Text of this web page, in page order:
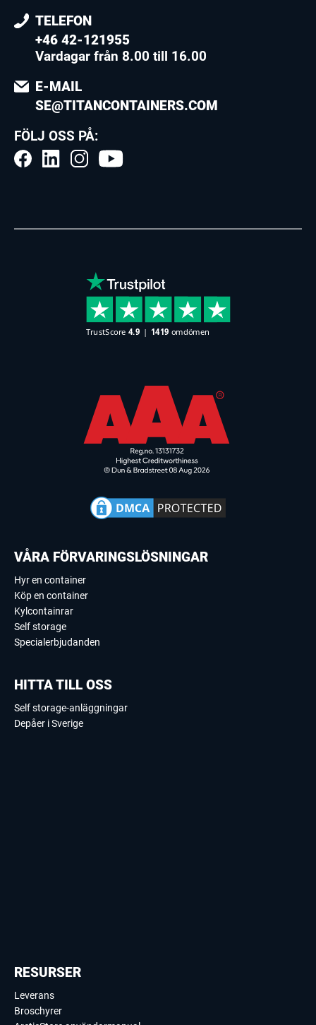
TELEFON
+46 42-121955
Vardagar från 8.00 till 16.00
E-MAIL
SE@TITANCONTAINERS.COM
FÖLJ OSS PÅ:
VÅRA FÖRVARINGSLÖSNINGAR
Hyr en container
Köp en container
Kylcontainrar
Self storage
Specialerbjudanden
HITTA TILL OSS
Self storage-anläggningar
Depåer i Sverige
RESURSER
Leverans
Broschyrer